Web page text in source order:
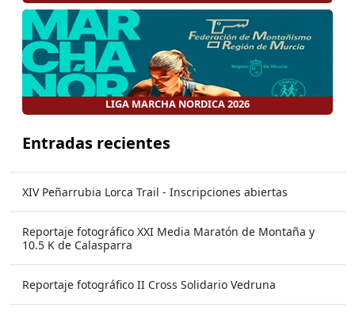
LIGA MARCHA NORDICA 2026
Entradas recientes
XIV Peñarrubia Lorca Trail - Inscripciones abiertas
Reportaje fotográfico XXI Media Maratón de Montaña y
10.5 K de Calasparra
Reportaje fotográfico II Cross Solidario Vedruna